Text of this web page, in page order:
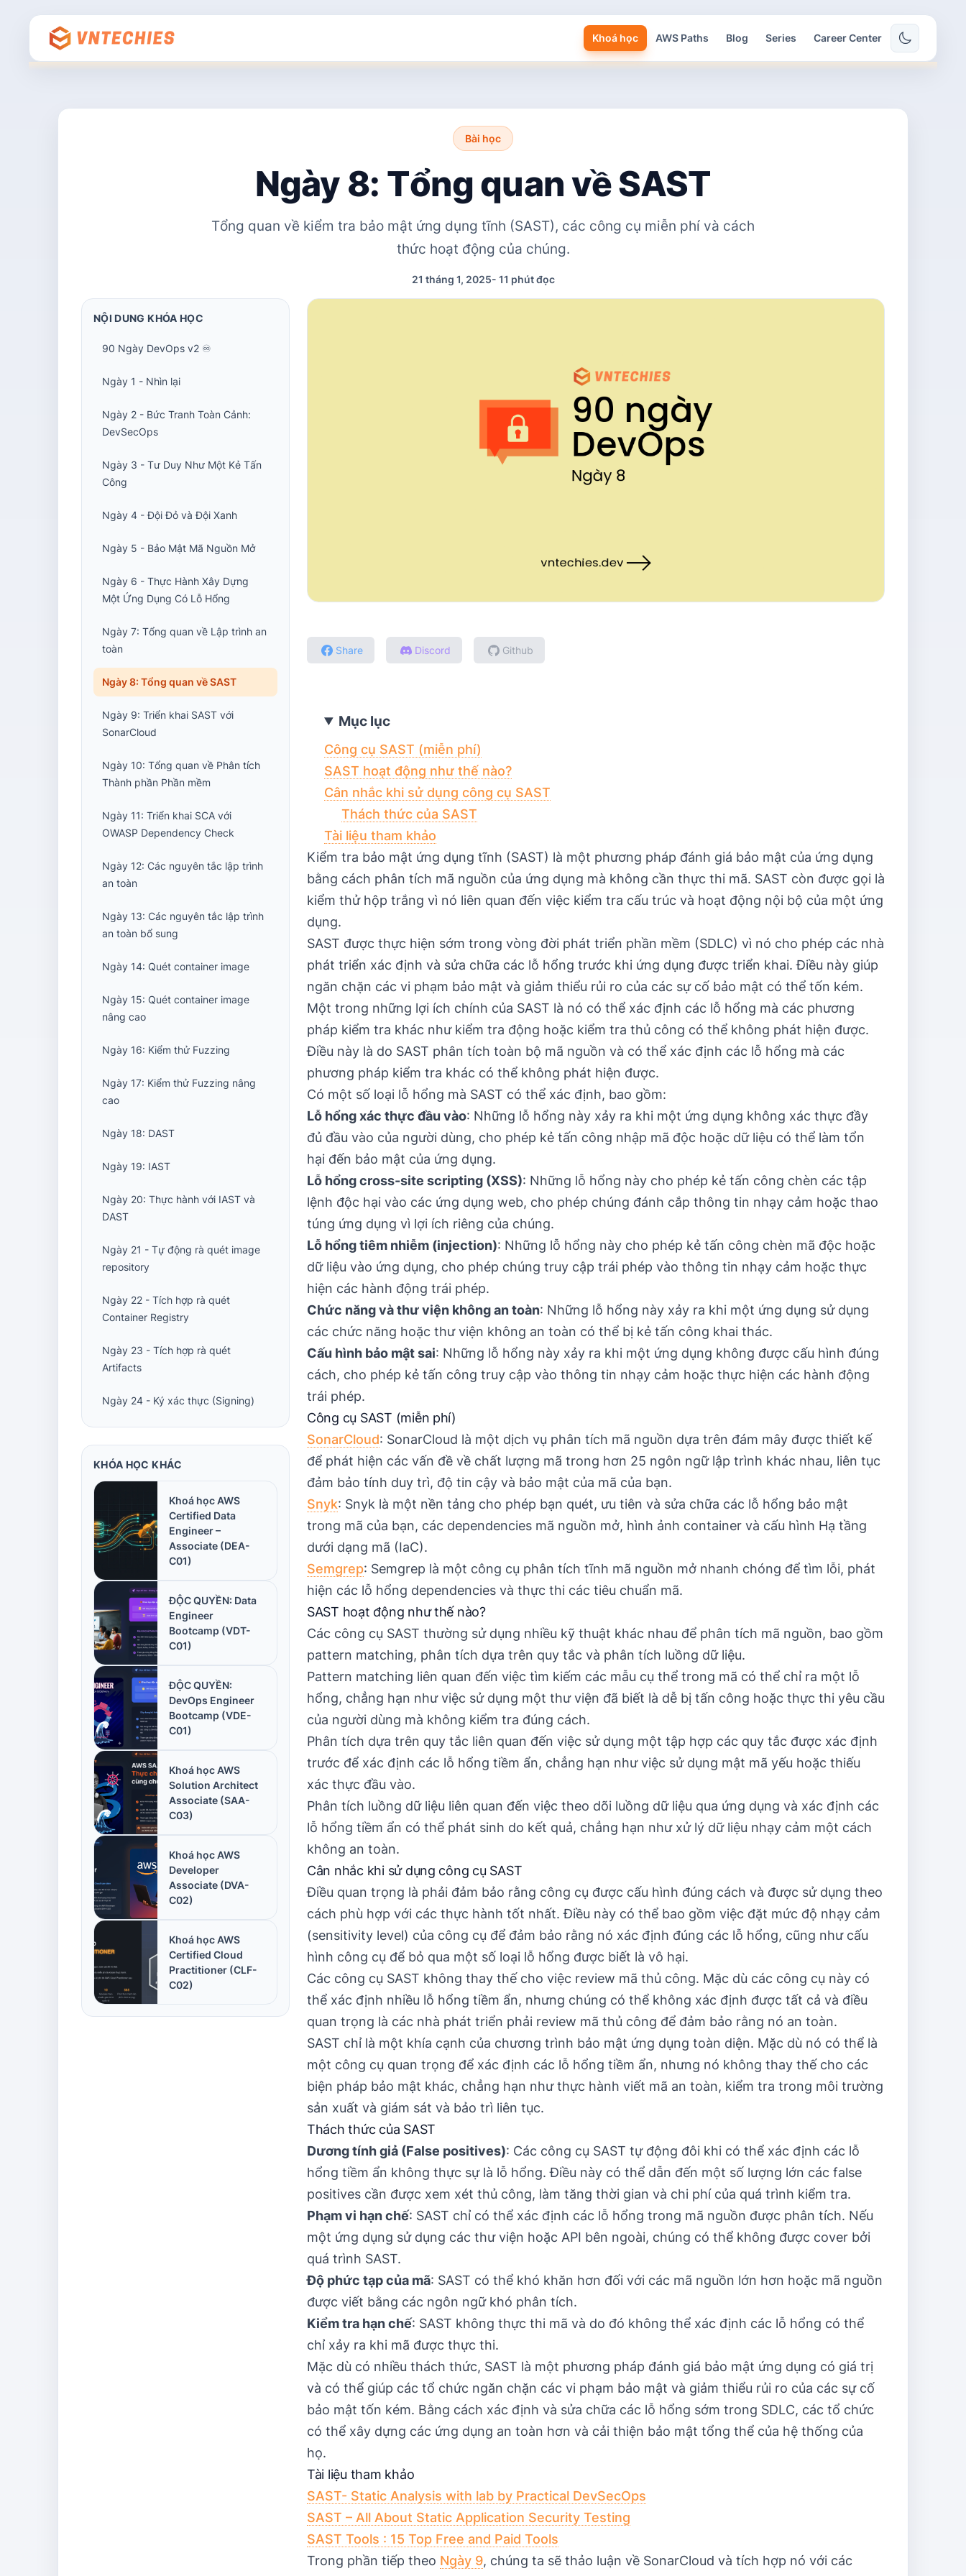
Khoá học AWS Paths Blog Series Career Center
Bài học
Ngày 8: Tổng quan về SAST
Tổng quan về kiểm tra bảo mật ứng dụng tĩnh (SAST), các công cụ miễn phí và cách
thức hoạt động của chúng.
21 tháng 1, 2025- 11 phút đọc
NỘI DUNG KHÓA HỌC
90 Ngày DevOps v2 ♾️
Ngày 1 - Nhìn lại
Ngày 2 - Bức Tranh Toàn Cảnh:
DevSecOps
Ngày 3 - Tư Duy Như Một Kẻ Tấn
Công
Ngày 4 - Đội Đỏ và Đội Xanh
Ngày 5 - Bảo Mật Mã Nguồn Mở
Ngày 6 - Thực Hành Xây Dựng
Một Ứng Dụng Có Lỗ Hổng
Ngày 7: Tổng quan về Lập trình an
toàn
Ngày 8: Tổng quan về SAST
Ngày 9: Triển khai SAST với
SonarCloud
Ngày 10: Tổng quan về Phân tích
Thành phần Phần mềm
Ngày 11: Triển khai SCA với
OWASP Dependency Check
Ngày 12: Các nguyên tắc lập trình
an toàn
Ngày 13: Các nguyên tắc lập trình
an toàn bổ sung
Ngày 14: Quét container image
Ngày 15: Quét container image
nâng cao
Ngày 16: Kiểm thử Fuzzing
Ngày 17: Kiểm thử Fuzzing nâng
cao
Ngày 18: DAST
Ngày 19: IAST
Ngày 20: Thực hành với IAST và
DAST
Ngày 21 - Tự động rà quét image
repository
Ngày 22 - Tích hợp rà quét
Container Registry
Ngày 23 - Tích hợp rà quét
Artifacts
Ngày 24 - Ký xác thực (Signing)
KHÓA HỌC KHÁC
Khoá học AWS
Certified Data
Engineer –
Associate (DEA-
C01)
ĐỘC QUYỀN: Data
Engineer
Bootcamp (VDT-
C01)
ĐỘC QUYỀN:
DevOps Engineer
Bootcamp (VDE-
C01)
Khoá học AWS
Solution Architect
Associate (SAA-
C03)
Khoá học AWS
Developer
Associate (DVA-
C02)
Khoá học AWS
Certified Cloud
Practitioner (CLF-
C02)
Share Discord Github
Mục lục
Công cụ SAST (miễn phí)
SAST hoạt động như thế nào?
Cân nhắc khi sử dụng công cụ SAST
Thách thức của SAST
Tài liệu tham khảo
Kiểm tra bảo mật ứng dụng tĩnh (SAST) là một phương pháp đánh giá bảo mật của ứng dụng
bằng cách phân tích mã nguồn của ứng dụng mà không cần thực thi mã. SAST còn được gọi là
kiểm thử hộp trắng vì nó liên quan đến việc kiểm tra cấu trúc và hoạt động nội bộ của một ứng
dụng.
SAST được thực hiện sớm trong vòng đời phát triển phần mềm (SDLC) vì nó cho phép các nhà
phát triển xác định và sửa chữa các lỗ hổng trước khi ứng dụng được triển khai. Điều này giúp
ngăn chặn các vi phạm bảo mật và giảm thiểu rủi ro của các sự cố bảo mật có thể tốn kém.
Một trong những lợi ích chính của SAST là nó có thể xác định các lỗ hổng mà các phương
pháp kiểm tra khác như kiểm tra động hoặc kiểm tra thủ công có thể không phát hiện được.
Điều này là do SAST phân tích toàn bộ mã nguồn và có thể xác định các lỗ hổng mà các
phương pháp kiểm tra khác có thể không phát hiện được.
Có một số loại lỗ hổng mà SAST có thể xác định, bao gồm:
Lỗ hổng xác thực đầu vào: Những lỗ hổng này xảy ra khi một ứng dụng không xác thực đầy
đủ đầu vào của người dùng, cho phép kẻ tấn công nhập mã độc hoặc dữ liệu có thể làm tổn
hại đến bảo mật của ứng dụng.
Lỗ hổng cross-site scripting (XSS): Những lỗ hổng này cho phép kẻ tấn công chèn các tập
lệnh độc hại vào các ứng dụng web, cho phép chúng đánh cắp thông tin nhạy cảm hoặc thao
túng ứng dụng vì lợi ích riêng của chúng.
Lỗ hổng tiêm nhiễm (injection): Những lỗ hổng này cho phép kẻ tấn công chèn mã độc hoặc
dữ liệu vào ứng dụng, cho phép chúng truy cập trái phép vào thông tin nhạy cảm hoặc thực
hiện các hành động trái phép.
Chức năng và thư viện không an toàn: Những lỗ hổng này xảy ra khi một ứng dụng sử dụng
các chức năng hoặc thư viện không an toàn có thể bị kẻ tấn công khai thác.
Cấu hình bảo mật sai: Những lỗ hổng này xảy ra khi một ứng dụng không được cấu hình đúng
cách, cho phép kẻ tấn công truy cập vào thông tin nhạy cảm hoặc thực hiện các hành động
trái phép.
Công cụ SAST (miễn phí)
SonarCloud: SonarCloud là một dịch vụ phân tích mã nguồn dựa trên đám mây được thiết kế
để phát hiện các vấn đề về chất lượng mã trong hơn 25 ngôn ngữ lập trình khác nhau, liên tục
đảm bảo tính duy trì, độ tin cậy và bảo mật của mã của bạn.
Snyk: Snyk là một nền tảng cho phép bạn quét, ưu tiên và sửa chữa các lỗ hổng bảo mật
trong mã của bạn, các dependencies mã nguồn mở, hình ảnh container và cấu hình Hạ tầng
dưới dạng mã (IaC).
Semgrep: Semgrep là một công cụ phân tích tĩnh mã nguồn mở nhanh chóng để tìm lỗi, phát
hiện các lỗ hổng dependencies và thực thi các tiêu chuẩn mã.
SAST hoạt động như thế nào?
Các công cụ SAST thường sử dụng nhiều kỹ thuật khác nhau để phân tích mã nguồn, bao gồm
pattern matching, phân tích dựa trên quy tắc và phân tích luồng dữ liệu.
Pattern matching liên quan đến việc tìm kiếm các mẫu cụ thể trong mã có thể chỉ ra một lỗ
hổng, chẳng hạn như việc sử dụng một thư viện đã biết là dễ bị tấn công hoặc thực thi yêu cầu
của người dùng mà không kiểm tra đúng cách.
Phân tích dựa trên quy tắc liên quan đến việc sử dụng một tập hợp các quy tắc được xác định
trước để xác định các lỗ hổng tiềm ẩn, chẳng hạn như việc sử dụng mật mã yếu hoặc thiếu
xác thực đầu vào.
Phân tích luồng dữ liệu liên quan đến việc theo dõi luồng dữ liệu qua ứng dụng và xác định các
lỗ hổng tiềm ẩn có thể phát sinh do kết quả, chẳng hạn như xử lý dữ liệu nhạy cảm một cách
không an toàn.
Cân nhắc khi sử dụng công cụ SAST
Điều quan trọng là phải đảm bảo rằng công cụ được cấu hình đúng cách và được sử dụng theo
cách phù hợp với các thực hành tốt nhất. Điều này có thể bao gồm việc đặt mức độ nhạy cảm
(sensitivity level) của công cụ để đảm bảo rằng nó xác định đúng các lỗ hổng, cũng như cấu
hình công cụ để bỏ qua một số loại lỗ hổng được biết là vô hại.
Các công cụ SAST không thay thế cho việc review mã thủ công. Mặc dù các công cụ này có
thể xác định nhiều lỗ hổng tiềm ẩn, nhưng chúng có thể không xác định được tất cả và điều
quan trọng là các nhà phát triển phải review mã thủ công để đảm bảo rằng nó an toàn.
SAST chỉ là một khía cạnh của chương trình bảo mật ứng dụng toàn diện. Mặc dù nó có thể là
một công cụ quan trọng để xác định các lỗ hổng tiềm ẩn, nhưng nó không thay thế cho các
biện pháp bảo mật khác, chẳng hạn như thực hành viết mã an toàn, kiểm tra trong môi trường
sản xuất và giám sát và bảo trì liên tục.
Thách thức của SAST
Dương tính giả (False positives): Các công cụ SAST tự động đôi khi có thể xác định các lỗ
hổng tiềm ẩn không thực sự là lỗ hổng. Điều này có thể dẫn đến một số lượng lớn các false
positives cần được xem xét thủ công, làm tăng thời gian và chi phí của quá trình kiểm tra.
Phạm vi hạn chế: SAST chỉ có thể xác định các lỗ hổng trong mã nguồn được phân tích. Nếu
một ứng dụng sử dụng các thư viện hoặc API bên ngoài, chúng có thể không được cover bởi
quá trình SAST.
Độ phức tạp của mã: SAST có thể khó khăn hơn đối với các mã nguồn lớn hơn hoặc mã nguồn
được viết bằng các ngôn ngữ khó phân tích.
Kiểm tra hạn chế: SAST không thực thi mã và do đó không thể xác định các lỗ hổng có thể
chỉ xảy ra khi mã được thực thi.
Mặc dù có nhiều thách thức, SAST là một phương pháp đánh giá bảo mật ứng dụng có giá trị
và có thể giúp các tổ chức ngăn chặn các vi phạm bảo mật và giảm thiểu rủi ro của các sự cố
bảo mật tốn kém. Bằng cách xác định và sửa chữa các lỗ hổng sớm trong SDLC, các tổ chức
có thể xây dựng các ứng dụng an toàn hơn và cải thiện bảo mật tổng thể của hệ thống của
họ.
Tài liệu tham khảo
SAST- Static Analysis with lab by Practical DevSecOps
SAST – All About Static Application Security Testing
SAST Tools : 15 Top Free and Paid Tools
Trong phần tiếp theo Ngày 9, chúng ta sẽ thảo luận về SonarCloud và tích hợp nó với các